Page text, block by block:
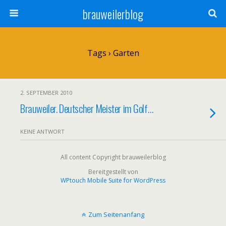
brauweilerblog
Tags › Garten
2. SEPTEMBER 2010
Brauweiler. Deutscher Meister im Golf…
KEINE ANTWORT
All content Copyright brauweilerblog
Bereitgestellt von
WPtouch Mobile Suite for WordPress
Zum Seitenanfang